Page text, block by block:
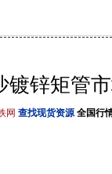
镀锌矩管
网 查找现货资源 全国行